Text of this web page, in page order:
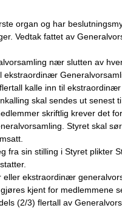
organ og har
Vedtak fattet av
nær slutten av
kalle inn til
skal sendes ut senest
skriftlig krever det
Styret skal
fra sin stilling i Styret plikter
ekstraordinær
kjent for medlemmene
(2/3) flertall av